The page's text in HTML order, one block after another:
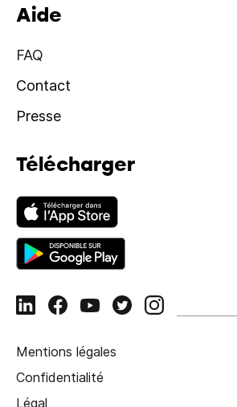
Aide
FAQ
Contact
Presse
Télécharger
Mentions légales
Confidentialité
Légal